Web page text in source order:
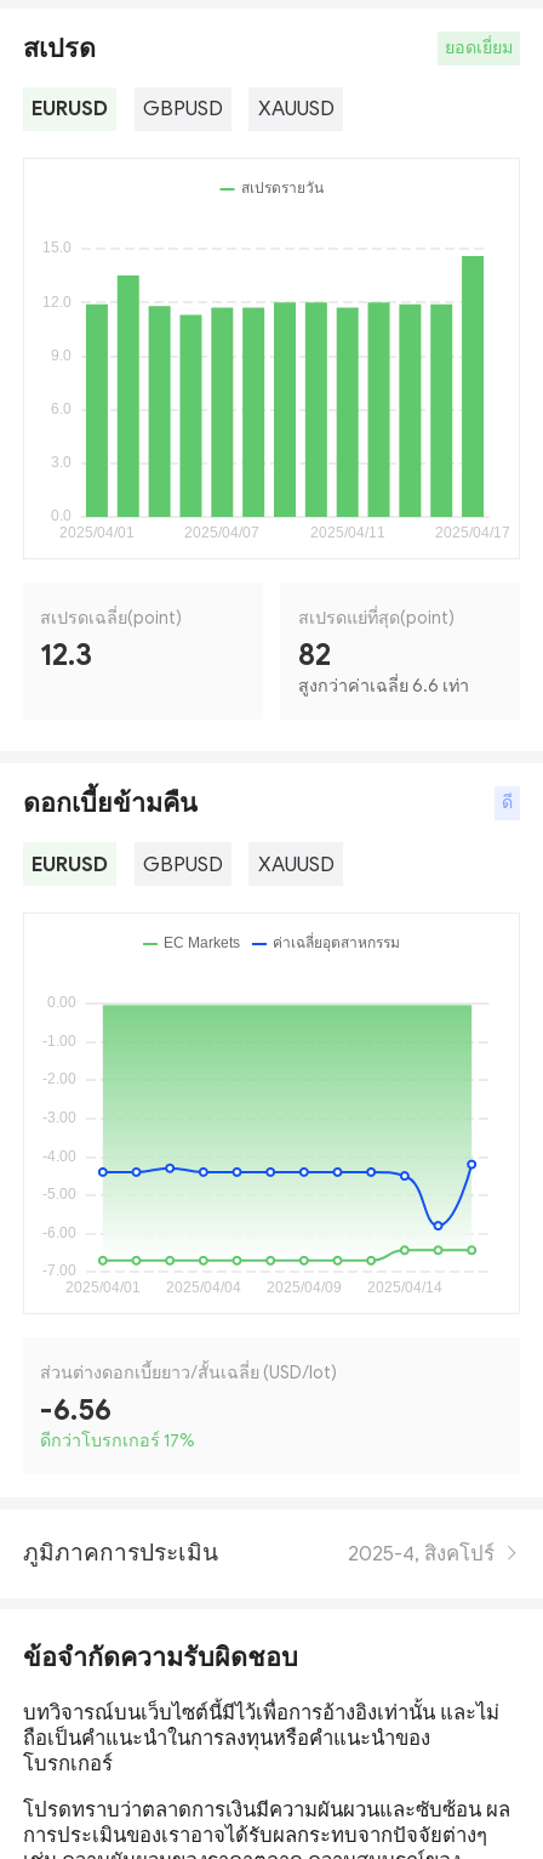
สเปรด ยอดเยี่ยม
EURUSD GBPUSD XAUUSD
สเปรดเฉลี่ย(point)
12.3
สเปรดแย่ที่สุด(point)
82
สูงกว่าค่าเฉลี่ย 6.6 เท่า
ดอกเบี้ยข้ามคืน ดี
EURUSD GBPUSD XAUUSD
ส่วนต่างดอกเบี้ยยาว/สั้นเฉลี่ย (USD/lot)
-6.56
ดีกว่าโบรกเกอร์ 17%
ภูมิภาคการประเมิน 2025-4, สิงคโปร์
ข้อจำกัดความรับผิดชอบ
บทวิจารณ์บนเว็บไซต์นี้มีไว้เพื่อการอ้างอิงเท่านั้น และไม่
ถือเป็นคำแนะนำในการลงทุนหรือคำแนะนำของ
โบรกเกอร์
โปรดทราบว่าตลาดการเงินมีความผันผวนและซับซ้อน ผล
การประเมินของเราอาจได้รับผลกระทบจากปัจจัยต่างๆ